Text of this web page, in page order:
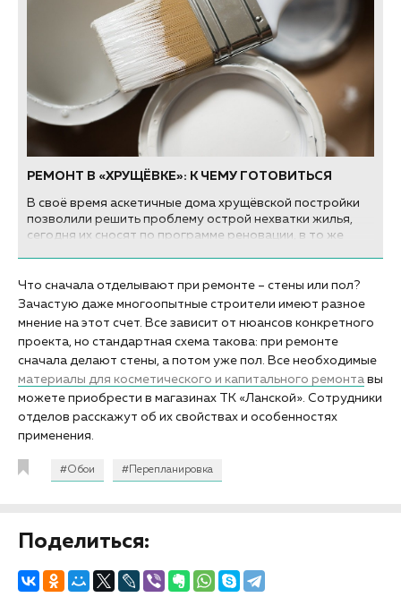
РЕМОНТ В «ХРУЩЁВКЕ»: К ЧЕМУ ГОТОВИТЬСЯ
В своё время аскетичные дома хрущёвской постройки
позволили решить проблему острой нехватки жилья,
сегодня их сносят по программе реновации, в то же
ремонт.
Что сначала отделывают при ремонте – стены или пол?
Зачастую даже многоопытные строители имеют разное
мнение на этот счет. Все зависит от нюансов конкретного
проекта, но стандартная схема такова: при ремонте
сначала делают стены, а потом уже пол. Все необходимые
материалы для косметического и капитального ремонта вы
можете приобрести в магазинах ТК «Ланской». Сотрудники
отделов расскажут об их свойствах и особенностях
применения.
#Обои #Перепланировка
Поделиться: